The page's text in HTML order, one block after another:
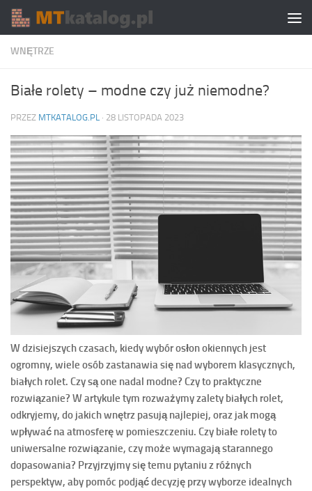
Skip to content
WNĘTRZE
Białe rolety – modne czy już niemodne?
PRZEZ MTKATALOG.PL · 28 LISTOPADA 2023
W dzisiejszych czasach, kiedy wybór osłon okiennych jest
ogromny, wiele osób zastanawia się nad wyborem klasycznych,
białych rolet. Czy są one nadal modne? Czy to praktyczne
rozwiązanie? W artykule tym rozważymy zalety białych rolet,
odkryjemy, do jakich wnętrz pasują najlepiej, oraz jak mogą
wpływać na atmosferę w pomieszczeniu. Czy białe rolety to
uniwersalne rozwiązanie, czy może wymagają starannego
dopasowania? Przyjrzyjmy się temu pytaniu z różnych
perspektyw, aby pomóc podjąć decyzję przy wyborze idealnych